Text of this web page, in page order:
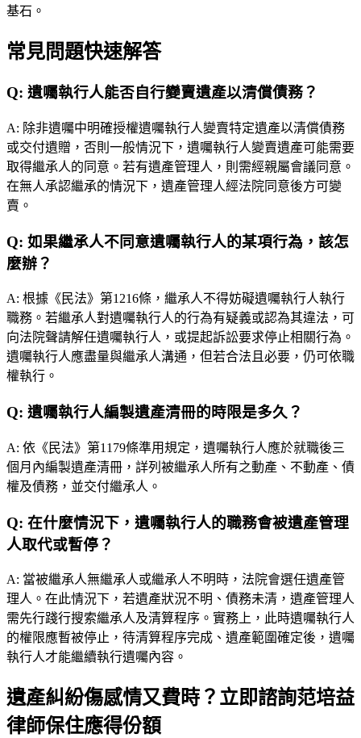
基石。
常見問題快速解答
Q: 遺囑執行人能否自行變賣遺產以清償債務？
A: 除非遺囑中明確授權遺囑執行人變賣特定遺產以清償債務
或交付遺贈，否則一般情況下，遺囑執行人變賣遺產可能需要
取得繼承人的同意。若有遺產管理人，則需經親屬會議同意。
在無人承認繼承的情況下，遺產管理人經法院同意後方可變
賣。
Q: 如果繼承人不同意遺囑執行人的某項行為，該怎
麼辦？
A: 根據《民法》第1216條，繼承人不得妨礙遺囑執行人執行
職務。若繼承人對遺囑執行人的行為有疑義或認為其違法，可
向法院聲請解任遺囑執行人，或提起訴訟要求停止相關行為。
遺囑執行人應盡量與繼承人溝通，但若合法且必要，仍可依職
權執行。
Q: 遺囑執行人編製遺產清冊的時限是多久？
A: 依《民法》第1179條準用規定，遺囑執行人應於就職後三
個月內編製遺產清冊，詳列被繼承人所有之動產、不動產、債
權及債務，並交付繼承人。
Q: 在什麼情況下，遺囑執行人的職務會被遺產管理
人取代或暫停？
A: 當被繼承人無繼承人或繼承人不明時，法院會選任遺產管
理人。在此情況下，若遺產狀況不明、債務未清，遺產管理人
需先行踐行搜索繼承人及清算程序。實務上，此時遺囑執行人
的權限應暫被停止，待清算程序完成、遺產範圍確定後，遺囑
執行人才能繼續執行遺囑內容。
遺產糾紛傷感情又費時？立即諮詢范培益
律師保住應得份額